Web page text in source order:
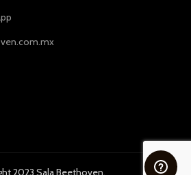
2023 Sala Beethoven.